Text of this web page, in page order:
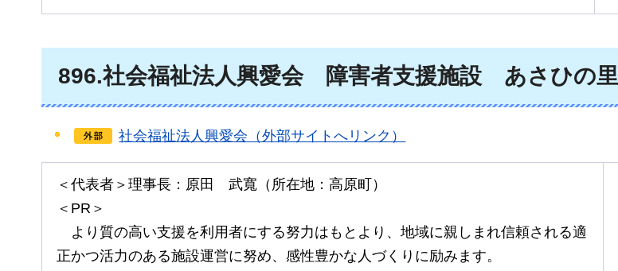
896.社会福祉法人興愛会 障害者支援施設 あさひの里
社会福祉法人興愛会（外部サイトへリンク）
＜代表者＞理事長：原田 武寬（所在地：高原町）
＜PR＞
より 質の高い支援を利用者にする努力はもとより、地域に親しまれ信頼される適
正かつ活力のある施設運営に努め、感性豊かな人づくりに励みます。